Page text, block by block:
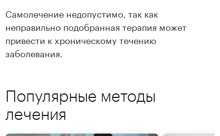
Самолечение недопустимо, так как
неправильно подобранная терапия может
привести к хроническому течению
заболевания.
Популярные методы
лечения